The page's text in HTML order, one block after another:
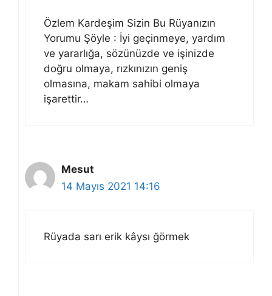
Özlem Kardeşim Sizin Bu Rüyanızın
Yorumu Şöyle : İyi geçinmeye, yardım
ve yararlığa, sözünüzde ve işinizde
doğru olmaya, rızkınızın geniş
olmasına, makam sahibi olmaya
işarettir…
Mesut
14 Mayıs 2021 14:16
Rüyada sarı erik kâysı ğörmek